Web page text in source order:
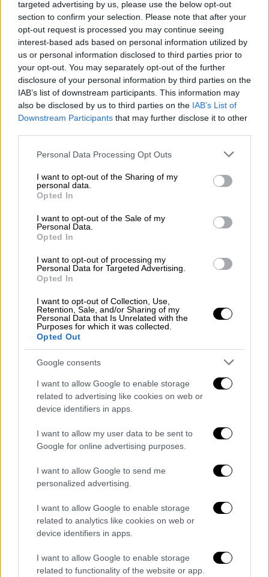
targeted advertising by us, please use the below opt-out
section to confirm your selection. Please note that after your
opt-out request is processed you may continue seeing
interest-based ads based on personal information utilized by
us or personal information disclosed to third parties prior to
your opt-out. You may separately opt-out of the further
disclosure of your personal information by third parties on the
IAB’s list of downstream participants. This information may
also be disclosed by us to third parties on the IAB’s List of
Downstream Participants that may further disclose it to other
Please note that this website/app uses one or more Google
not limited to your visit or usage behaviour. You may click to
grant or deny consent to Google and its third-party tags to
use your data for below specified purposes in below Google
consent section.
Personal Data Processing Opt Outs
I want to opt-out of the Sharing of my
personal data.
Opted In
I want to opt-out of the Sale of my
Personal Data.
Opted In
I want to opt-out of processing my
Personal Data for Targeted Advertising.
Opted In
I want to opt-out of Collection, Use,
Retention, Sale, and/or Sharing of my
Personal Data that Is Unrelated with the
Purposes for which it was collected.
Opted Out
Google consents
I want to allow Google to enable storage
related to advertising like cookies on web or
device identifiers in apps.
I want to allow my user data to be sent to
Google for online advertising purposes.
I want to allow Google to send me
personalized advertising.
I want to allow Google to enable storage
related to analytics like cookies on web or
device identifiers in apps.
I want to allow Google to enable storage
related to functionality of the website or app.
αποδόμησης των ψευδών ειδήσεων από
ειδικούς όπως ο Σαρνταριζαντέχ,νέα
παραπλανητικά βίντεο εμφανίζονται με
ταχύτητα που, δύσκολα μπορεί κανείς να
ακολουθήσει. Πολλά από αυτά είναι τόσο
ρεαλιστικά, ώστε ο μέσος χρήστης που
περιηγείται γρήγορα στο κινητό του,
δύσκολα αντιλαμβάνεται ότι πρόκειται για
Η εξάπλωση αυτής της ψηφιακής
παραπληροφόρησης έρχεται σε μια εποχή
που η αναζήτηση της αλήθειας είναι ήδη ένα
κατακερματισμός της ενημέρωσης
και οι
αλγόριθμοιτων κοινωνικών δικτύων έχουν
τους χρήστες να βλέπουν κυρίως
περιεχόμενο από άτομα με παρόμοιες
απόψεις. Παράλληλα, όπως επισημαίνει ο
Φαρίντ στο CNN, αρκετά κοινωνικά δύκτυα
έχουν περιορίσει την αυστηρή εποπτεία του
περιεχομένου.
«Το περιεχόμενο είναι πιο ρεαλιστικό, ο
όγκος του μεγαλύτερος και η διείσδυσή του
βαθύτερη. Αυτή είναι η νέα πραγματικότητα
και ναι, είναι εξαιρετικά χαοτική»
Η πλατφόρμα X ανακοίνωσε την περασμένη
των ψευδών βίντεο που δημιουργούνται με
τεχνητή νοημοσύνη σε περιόδους πολέμου
Σύμφωνα με τον Νικίτα Μπιέρ, οι δημιουργοί
περιεχομένου που θα δημοσιεύουν τέτοια
βίντεο χωρίς να αναφέρουν ότι είναι προϊόν
τεχνητής νοημοσύνης, θα αποκλείονται για
90 ημέρες από το πρόγραμμα αμοιβών και, σε